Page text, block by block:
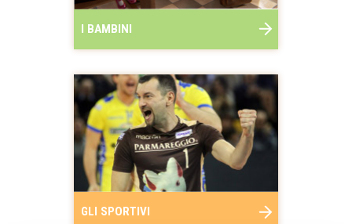
I BAMBINI
GLI SPORTIVI